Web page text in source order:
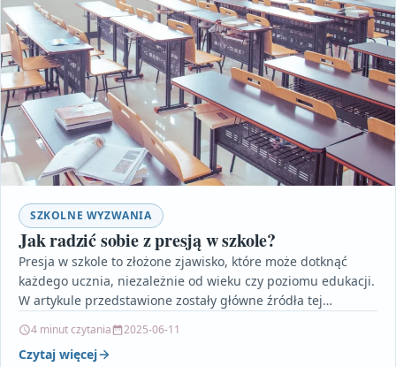
SZKOLNE WYZWANIA
Jak radzić sobie z presją w szkole?
Presja w szkole to złożone zjawisko, które może dotknąć
każdego ucznia, niezależnie od wieku czy poziomu edukacji.
W artykule przedstawione zostały główne źródła tej…
4 minut czytania 2025-06-11
Czytaj więcej